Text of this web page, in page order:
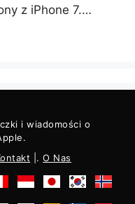
z iPhone 7.…
i wiadomości o
|.O Nas